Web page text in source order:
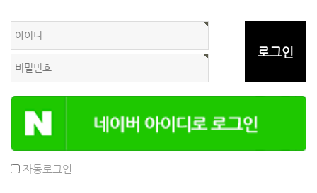
자동로그인